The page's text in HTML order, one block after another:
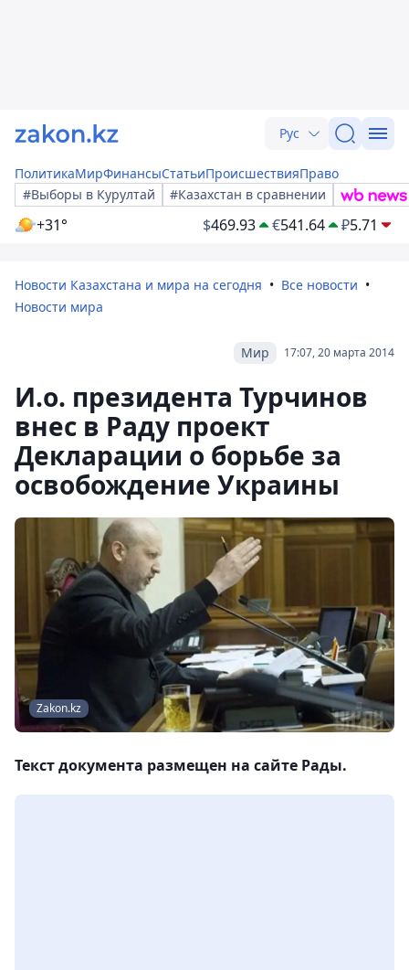
Рус
ПолитикаМирФинансыСтатьиПроисшествияПраво
#Выборы в Курултай
#Казахстан в сравнении
+31° $469.93 €541.64 ₽5.71
Новости Казахстана и мира на сегодня
Все новости
Новости мира
17:07, 20 марта 2014
Мир
И.о. президента Турчинов
внес в Раду проект
Декларации о борьбе за
освобождение Украины
Zakon.kz
Текст документа размещен на сайте Рады.